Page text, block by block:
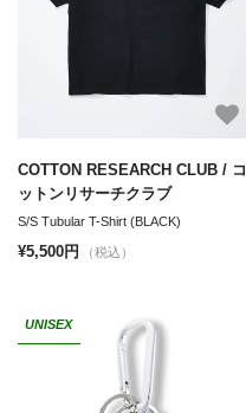
COTTON RESEARCH CLUB / コ
ットンリサーチクラブ
S/S Tubular T-Shirt (BLACK)
¥5,500円 （税込）
UNISEX